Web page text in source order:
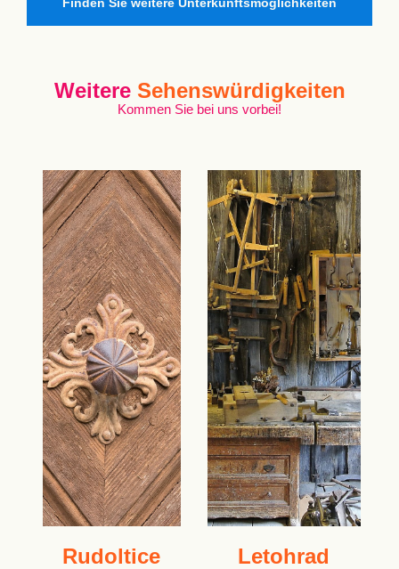
Weitere Sehenswürdigkeiten
Kommen Sie bei uns vorbei!
Rudoltice Letohrad